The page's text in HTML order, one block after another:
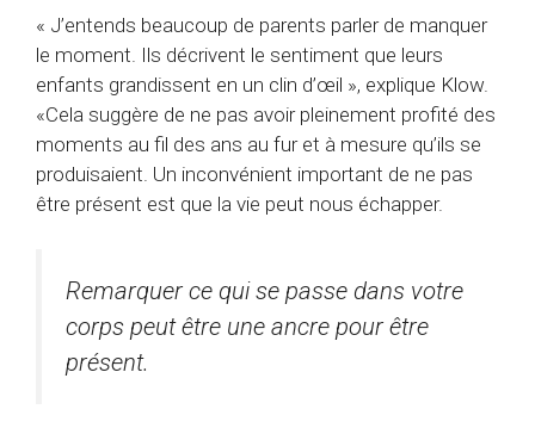
« J’entends beaucoup de parents parler de manquer
le moment. Ils décrivent le sentiment que leurs
enfants grandissent en un clin d’œil », explique Klow.
«Cela suggère de ne pas avoir pleinement profité des
moments au fil des ans au fur et à mesure qu’ils se
produisaient. Un inconvénient important de ne pas
être présent est que la vie peut nous échapper.
Remarquer ce qui se passe dans votre
corps peut être une ancre pour être
présent.